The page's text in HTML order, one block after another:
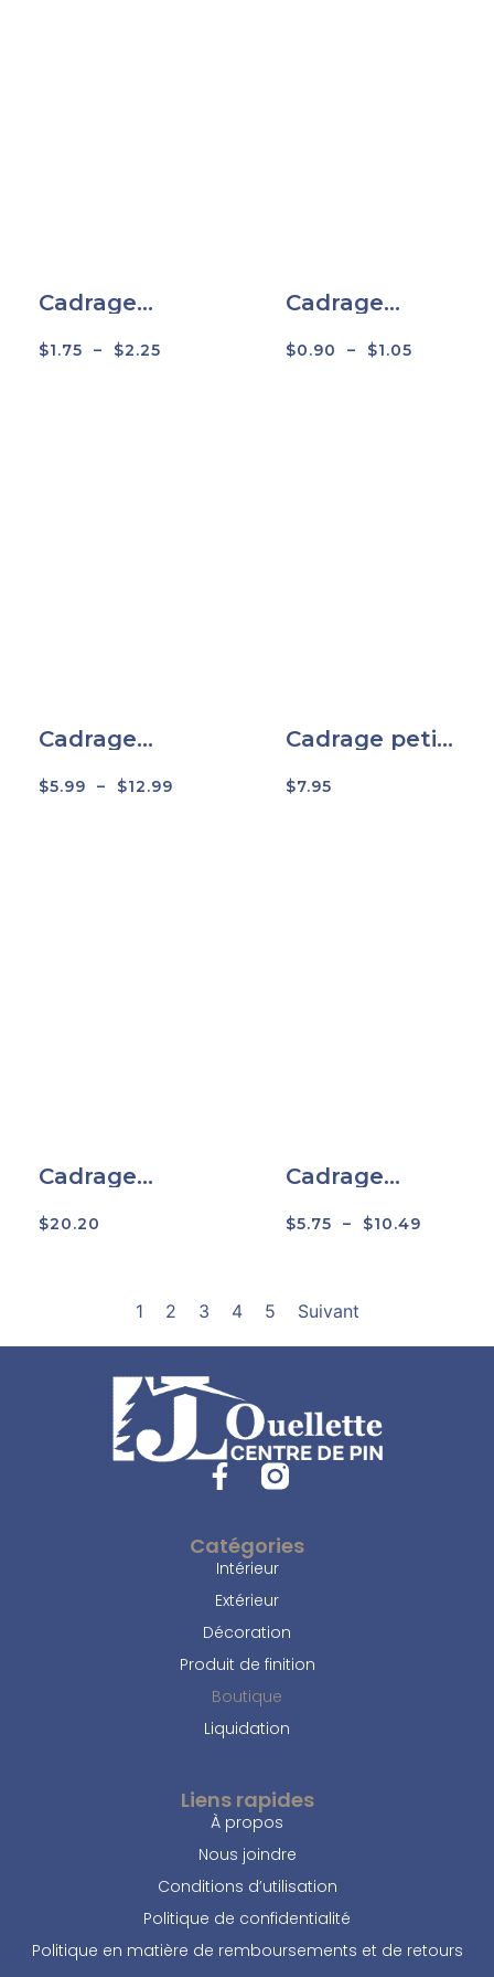
Cadrage
$1.75 – $2.25
Cadrage
$0.90 – $1.05
Cadrage
1250
$5.99 – $12.99
Cadrage petit
$7.95
Cadrage
arrondi – 2216
$20.20
Cadrage
– 5825
$5.75 – $10.49
1 2 3 4 5 Suivant
Catégories
Intérieur
Extérieur
Décoration
Produit de finition
Boutique
Liquidation
Liens rapides
À propos
Nous joindre
Conditions d’utilisation
Politique de confidentialité
Politique en matière de remboursements et de retours